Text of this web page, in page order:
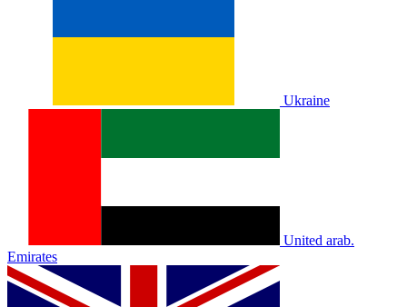
Ukraine
United arab.
Emirates